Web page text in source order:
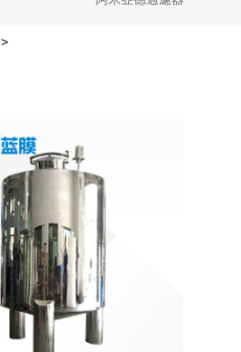
>